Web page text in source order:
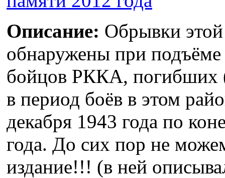
Описание: Обрывки
обнаружены при подъёме
бойцов РККА, погибших
в период боёв в этом
декабря 1943 года по
года. До сих пор не
издание!!! (в ней